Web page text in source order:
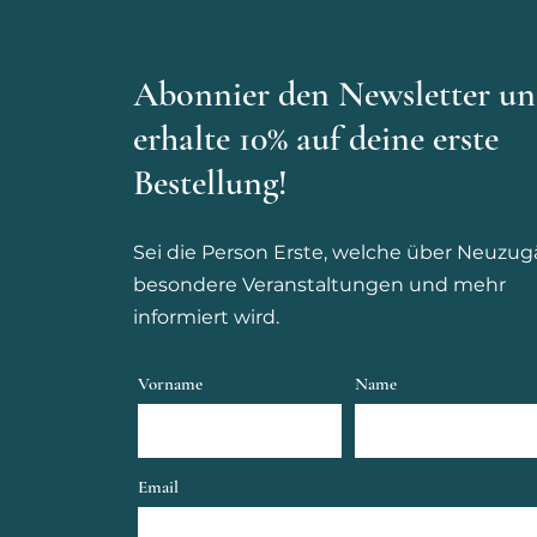
Abonnier den Newsletter
erhalte 10% auf deine erste
Bestellung!
Sei die Person Erste, welche über
besondere Veranstaltungen und mehr
informiert wird.
Vorname Name
Email